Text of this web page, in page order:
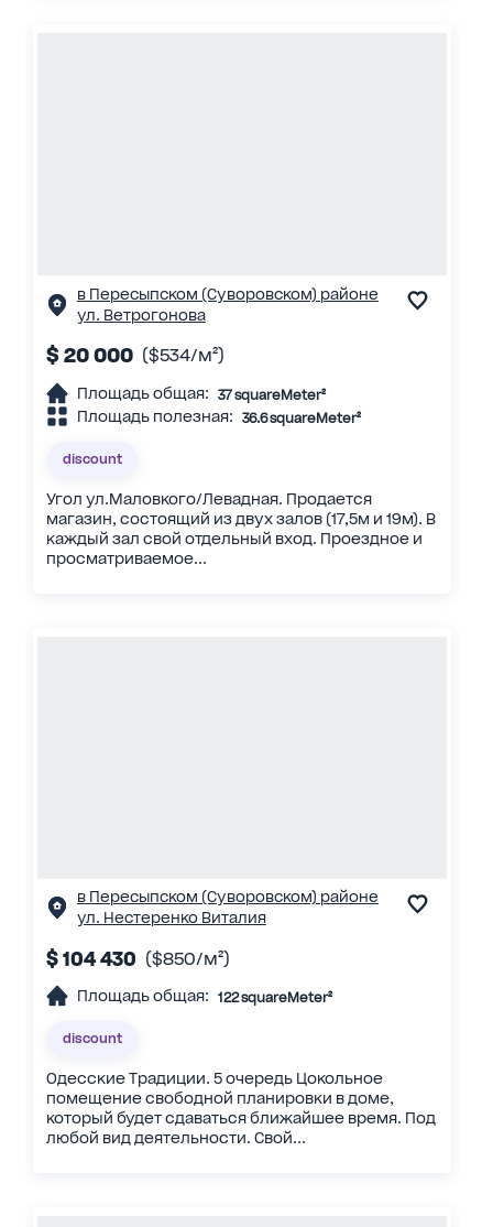
в Пересыпском (Суворовском) районе
ул. Ветрогонова
$ 20 000 ($534/м²)
Площадь общая: 37 squareMeter²
Площадь полезная: 36.6 squareMeter²
discount
Угол ул.Маловкого/Левадная. Продается
магазин, состоящий из двух залов (17,5м и 19м). В
каждый зал свой отдельный вход. Проездное и
просматриваемое...
в Пересыпском (Суворовском) районе
ул. Нестеренко Виталия
$ 104 430 ($850/м²)
Площадь общая: 122 squareMeter²
discount
Одесские Традиции. 5 очередь Цокольное
помещение свободной планировки в доме,
который будет сдаваться ближайшее время. Под
любой вид деятельности. Свой...